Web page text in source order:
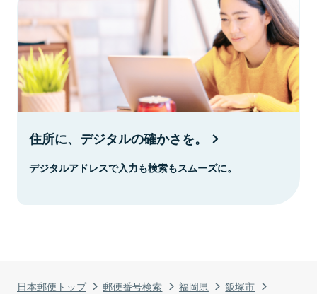
日本郵便トップ 郵便番号検索 福岡県
飯塚市
住所に、デジタルの確かさを。
デジタルアドレスで入力も検索もスムーズに。